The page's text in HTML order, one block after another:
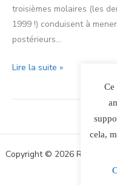
troisièmes molaires (les
1999 !) conduisent à
postérieurs…
Lire la suite »
Copyright © 2026 Revue
Ce
cela,